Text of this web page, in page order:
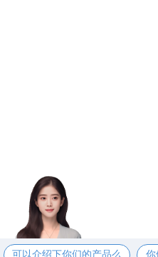
可以介绍下你们的产品么 你